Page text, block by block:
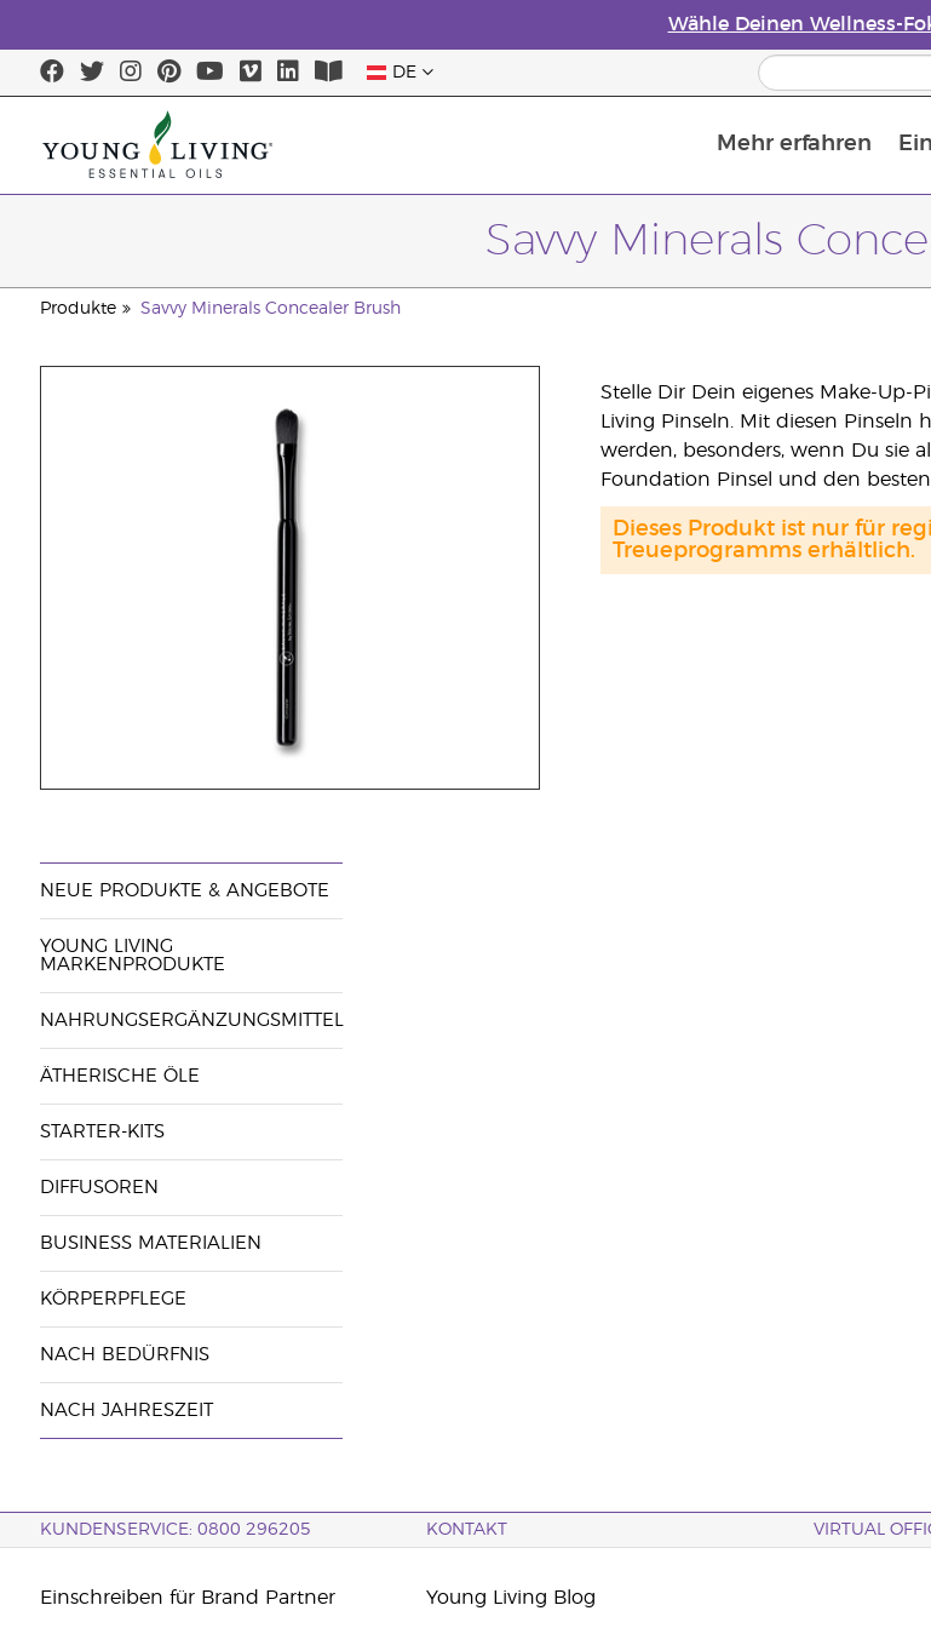
Wähle Deinen Wellness-
DE
Mehr erfahren
Savvy Minerals
Produkte Savvy Minerals Concealer Brush
Stelle Dir Dein eigenes Make-Up-
Living Pinseln. Mit diesen Pinseln
werden, besonders, wenn Du sie
Foundation Pinsel und den
Dieses Produkt ist nur für
Treueprogramms erhältlich.
NEUE PRODUKTE & ANGEBOTE
YOUNG LIVING
MARKENPRODUKTE
NAHRUNGSERGÄNZUNGSMITTEL
ÄTHERISCHE ÖLE
STARTER-KITS
DIFFUSOREN
BUSINESS MATERIALIEN
KÖRPERPFLEGE
NACH BEDÜRFNIS
NACH JAHRESZEIT
KUNDENSERVICE: 0800 296205 KONTAKT VIRTUAL
Einschreiben für Brand Partner Young Living Blog